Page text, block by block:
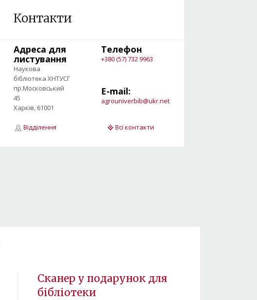
Контакти
Адреса для
листування
Наукова
бібліотека ХНТУСГ
пр.Московський
45
Харків, 61001
Телефон
+380 (57) 732 9963
E-mail:
agrouniverbib@ukr.net
Відділення Всі контакти
Сканер у подарунок для
бібліотеки